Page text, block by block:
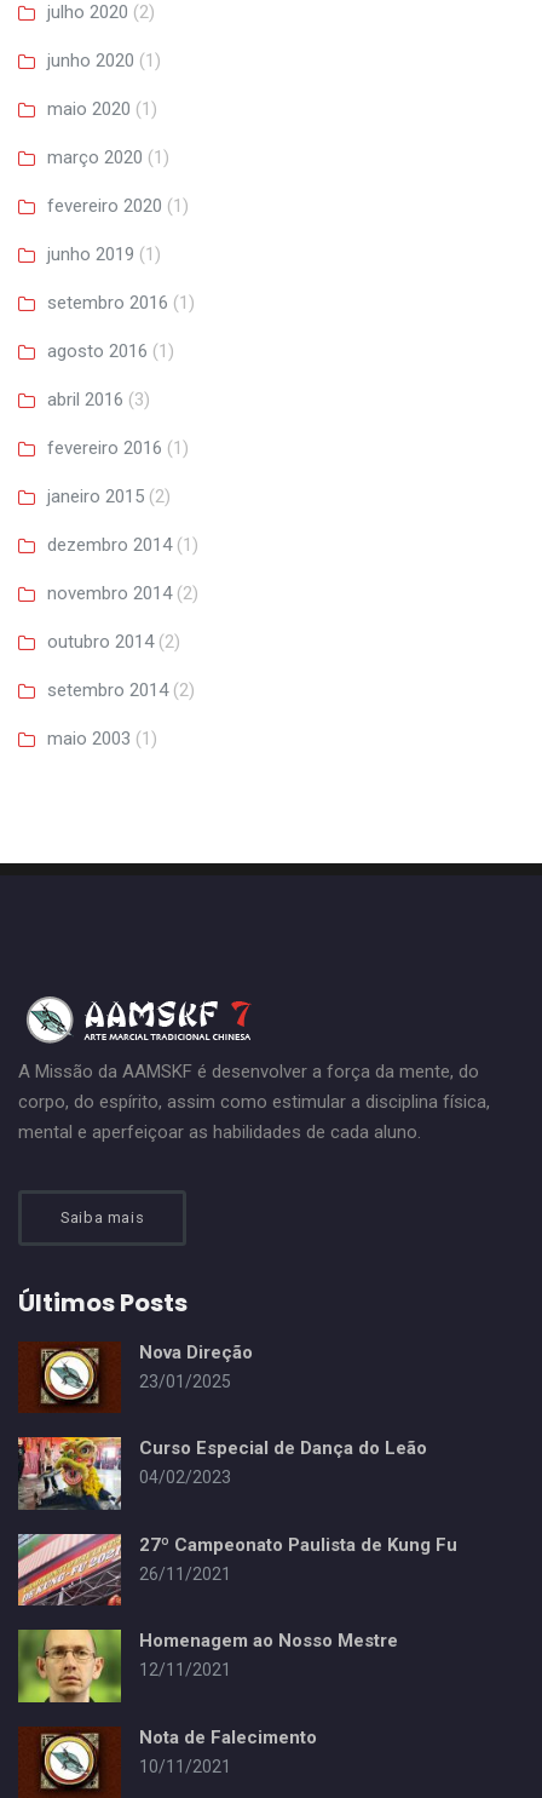
julho 2020 (2)
junho 2020 (1)
maio 2020 (1)
março 2020 (1)
fevereiro 2020 (1)
junho 2019 (1)
setembro 2016 (1)
agosto 2016 (1)
abril 2016 (3)
fevereiro 2016 (1)
janeiro 2015 (2)
dezembro 2014(1)
novembro 2014(2)
outubro 2014(2)
setembro 2014(2)
maio 2003 (1)
A Missão da AAMSKF é desenvolver a força da mente, do
corpo, do espírito, assim como estimular a disciplina física,
mental e aperfeiçoar as habilidades de cada aluno.
Saiba mais
Últimos Posts
Nova Direção
23/01/2025
Curso Especial de Dança do Leão
04/02/2023
27º Campeonato Paulista de Kung Fu
26/11/2021
Homenagem ao Nosso Mestre
12/11/2021
Nota de Falecimento
10/11/2021